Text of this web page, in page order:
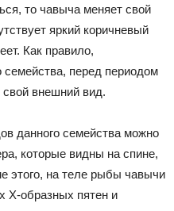
то чавыча меняет свой
яркий коричневый
Как правило,
перед периодом
свой внешний вид.
данного семейства можно
которые видны на спине,
этого, на теле рыбы чавычи
Х-образных пятен и